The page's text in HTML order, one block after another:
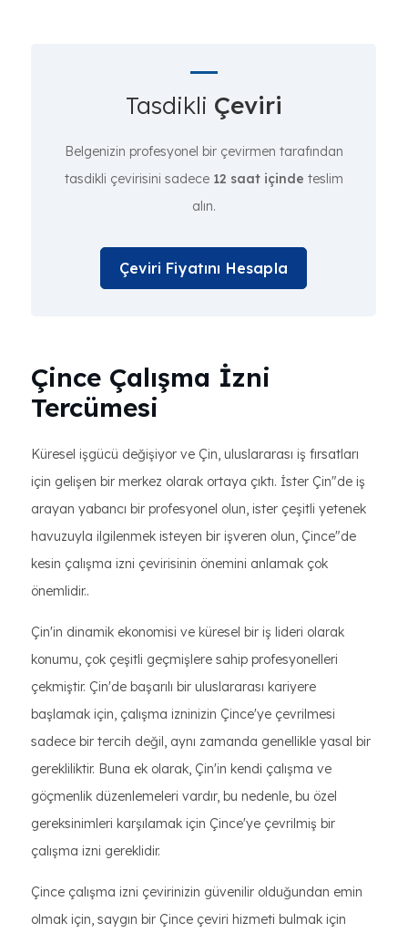
Tasdikli Çeviri
Belgenizin profesyonel bir çevirmen tarafından
tasdikli çevirisini sadece 12 saat içinde teslim
alın.
Çeviri Fiyatını Hesapla
Çince Çalışma İzni
Tercümesi
Küresel işgücü değişiyor ve Çin, uluslararası iş fırsatları
için gelişen bir merkez olarak ortaya çıktı. İster Çin"de iş
arayan yabancı bir profesyonel olun, ister çeşitli yetenek
havuzuyla ilgilenmek isteyen bir işveren olun, Çince"de
kesin çalışma izni çevirisinin önemini anlamak çok
önemlidir..
Çin'in dinamik ekonomisi ve küresel bir iş lideri olarak
konumu, çok çeşitli geçmişlere sahip profesyonelleri
çekmiştir. Çin'de başarılı bir uluslararası kariyere
başlamak için, çalışma izninizin Çince'ye çevrilmesi
sadece bir tercih değil, aynı zamanda genellikle yasal bir
gerekliliktir. Buna ek olarak, Çin'in kendi çalışma ve
göçmenlik düzenlemeleri vardır, bu nedenle, bu özel
gereksinimleri karşılamak için Çince'ye çevrilmiş bir
çalışma izni gereklidir.
Çince çalışma izni çevirinizin güvenilir olduğundan emin
olmak için, saygın bir Çince çeviri hizmeti bulmak için